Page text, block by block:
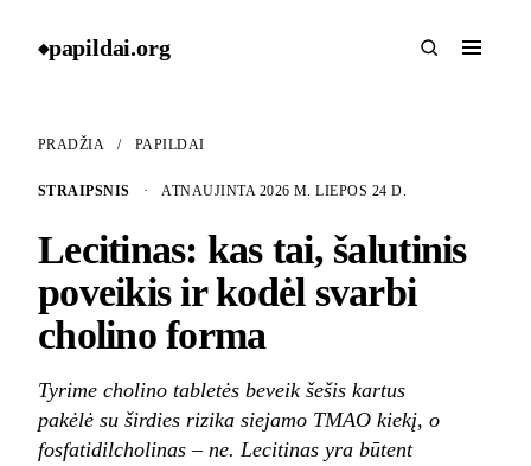
◆papildai.org
PRADŽIA / PAPILDAI
STRAIPSNIS · ATNAUJINTA 2026 M. LIEPOS 24 D.
Lecitinas: kas tai, šalutinis
poveikis ir kodėl svarbi
cholino forma
Tyrime cholino tabletės beveik šešis kartus
pakėlė su širdies rizika siejamo TMAO kiekį, o
fosfatidilcholinas – ne. Lecitinas yra būtent